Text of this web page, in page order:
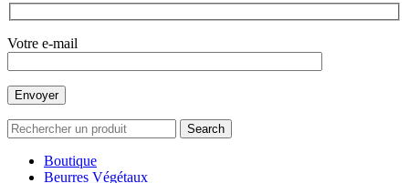
Votre e-mail
Search
Boutique
Beurres Végétaux